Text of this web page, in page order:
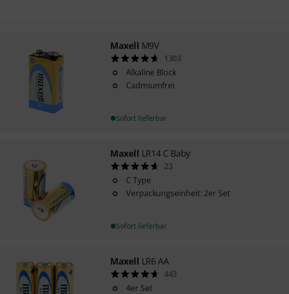
Maxell M9V
1303
Alkaline Block
Cadmiumfrei
Sofort lieferbar
Maxell LR14 C Baby
23
C Type
Verpackungseinheit: 2er Set
Sofort lieferbar
Maxell LR6 AA
443
4er Set